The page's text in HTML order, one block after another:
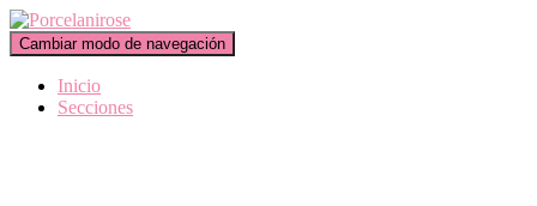
Cambiar modo de navegación
Inicio
Secciones